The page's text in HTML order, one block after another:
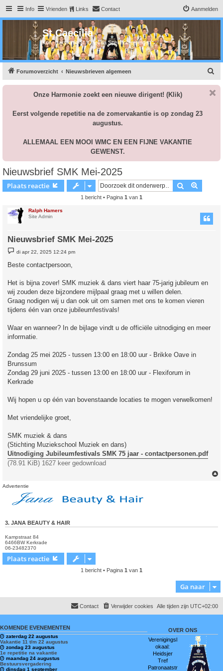
Info Vrienden Links Contact Aanmelden
St Caecilia
Kon. Harmonie St. Caecilia Spekholzerheide
Forumoverzicht Nieuwsbrieven algemeen
e
Onze Harmonie zoekt een nieuwe dirigent! (Klik)
Eerst volgende repetitie na de zomervakantie is op zondag 23
augustus.
ALLEMAAL EEN MOOI WMC EN EEN FIJNE VAKANTIE
GEWENST.
Nieuwsbrief SMK Mei-2025
Plaats reactie Zoek
1 bericht • Pagina 1 van 1
Ralph Hamers
Site Admin
Nieuwsbrief SMK Mei-2025
e
i
t
di apr 22, 2025 12:24 pm
Beste contactpersoon,
Het is bijna zover! SMK muziek & dans viert haar 75-jarig jubileum en
wij zouden deze bijzondere mijlpaal graag met u willen delen.
Graag nodigen wij u dan ook uit om samen met ons te komen vieren
tijdens één van onze jubileumfestivals!
Waar en wanneer? In de bijlage vindt u de officiële uitnodiging en meer
informatie.
Zondag 25 mei 2025 - tussen 13:00 en 18:00 uur - Brikke Oave in
Brunssum
Zondag 29 juni 2025 - tussen 13:00 en 18:00 uur - Flexiforum in
Kerkrade
Wij hopen u op één van bovenstaande locaties te mogen verwelkomen!
Met vriendelijke groet,
SMK muziek & dans
(Stichting Muziekschool Muziek en dans)
Uitnodiging Jubileumfestivals SMK 75 jaar - contactpersonen.pdf
(78.91 KiB) 1627 keer gedownload
Advertentie
3. JANA BEAUTY & HAIR
Kampstraat 84
6466BW Kerkrade
06-23482370
Plaats reactie
1 bericht • Pagina 1 van 1
Ga naar
Alle tijden zijn UTC+02:00
Verwijder cookies
Contact
KOMENDE EVENEMENTEN
zaterdag 22 augustus
Vakantie 11 t/m 22 augustus
zondag 23 augustus
1e repetitie na vakantie
maandag 24 augustus
Bestuursvergadering
dinsdag 1 september
OVER ONS
Verenigingsl
okaal:
Heidsjer
Tref
Patronaatstr